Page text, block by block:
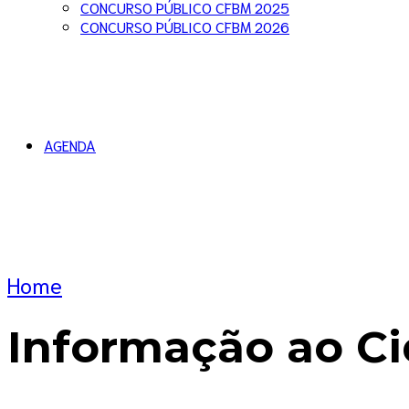
CONCURSO PÚBLICO CFBM 2025
CONCURSO PÚBLICO CFBM 2026
AGENDA
Home
Informação ao